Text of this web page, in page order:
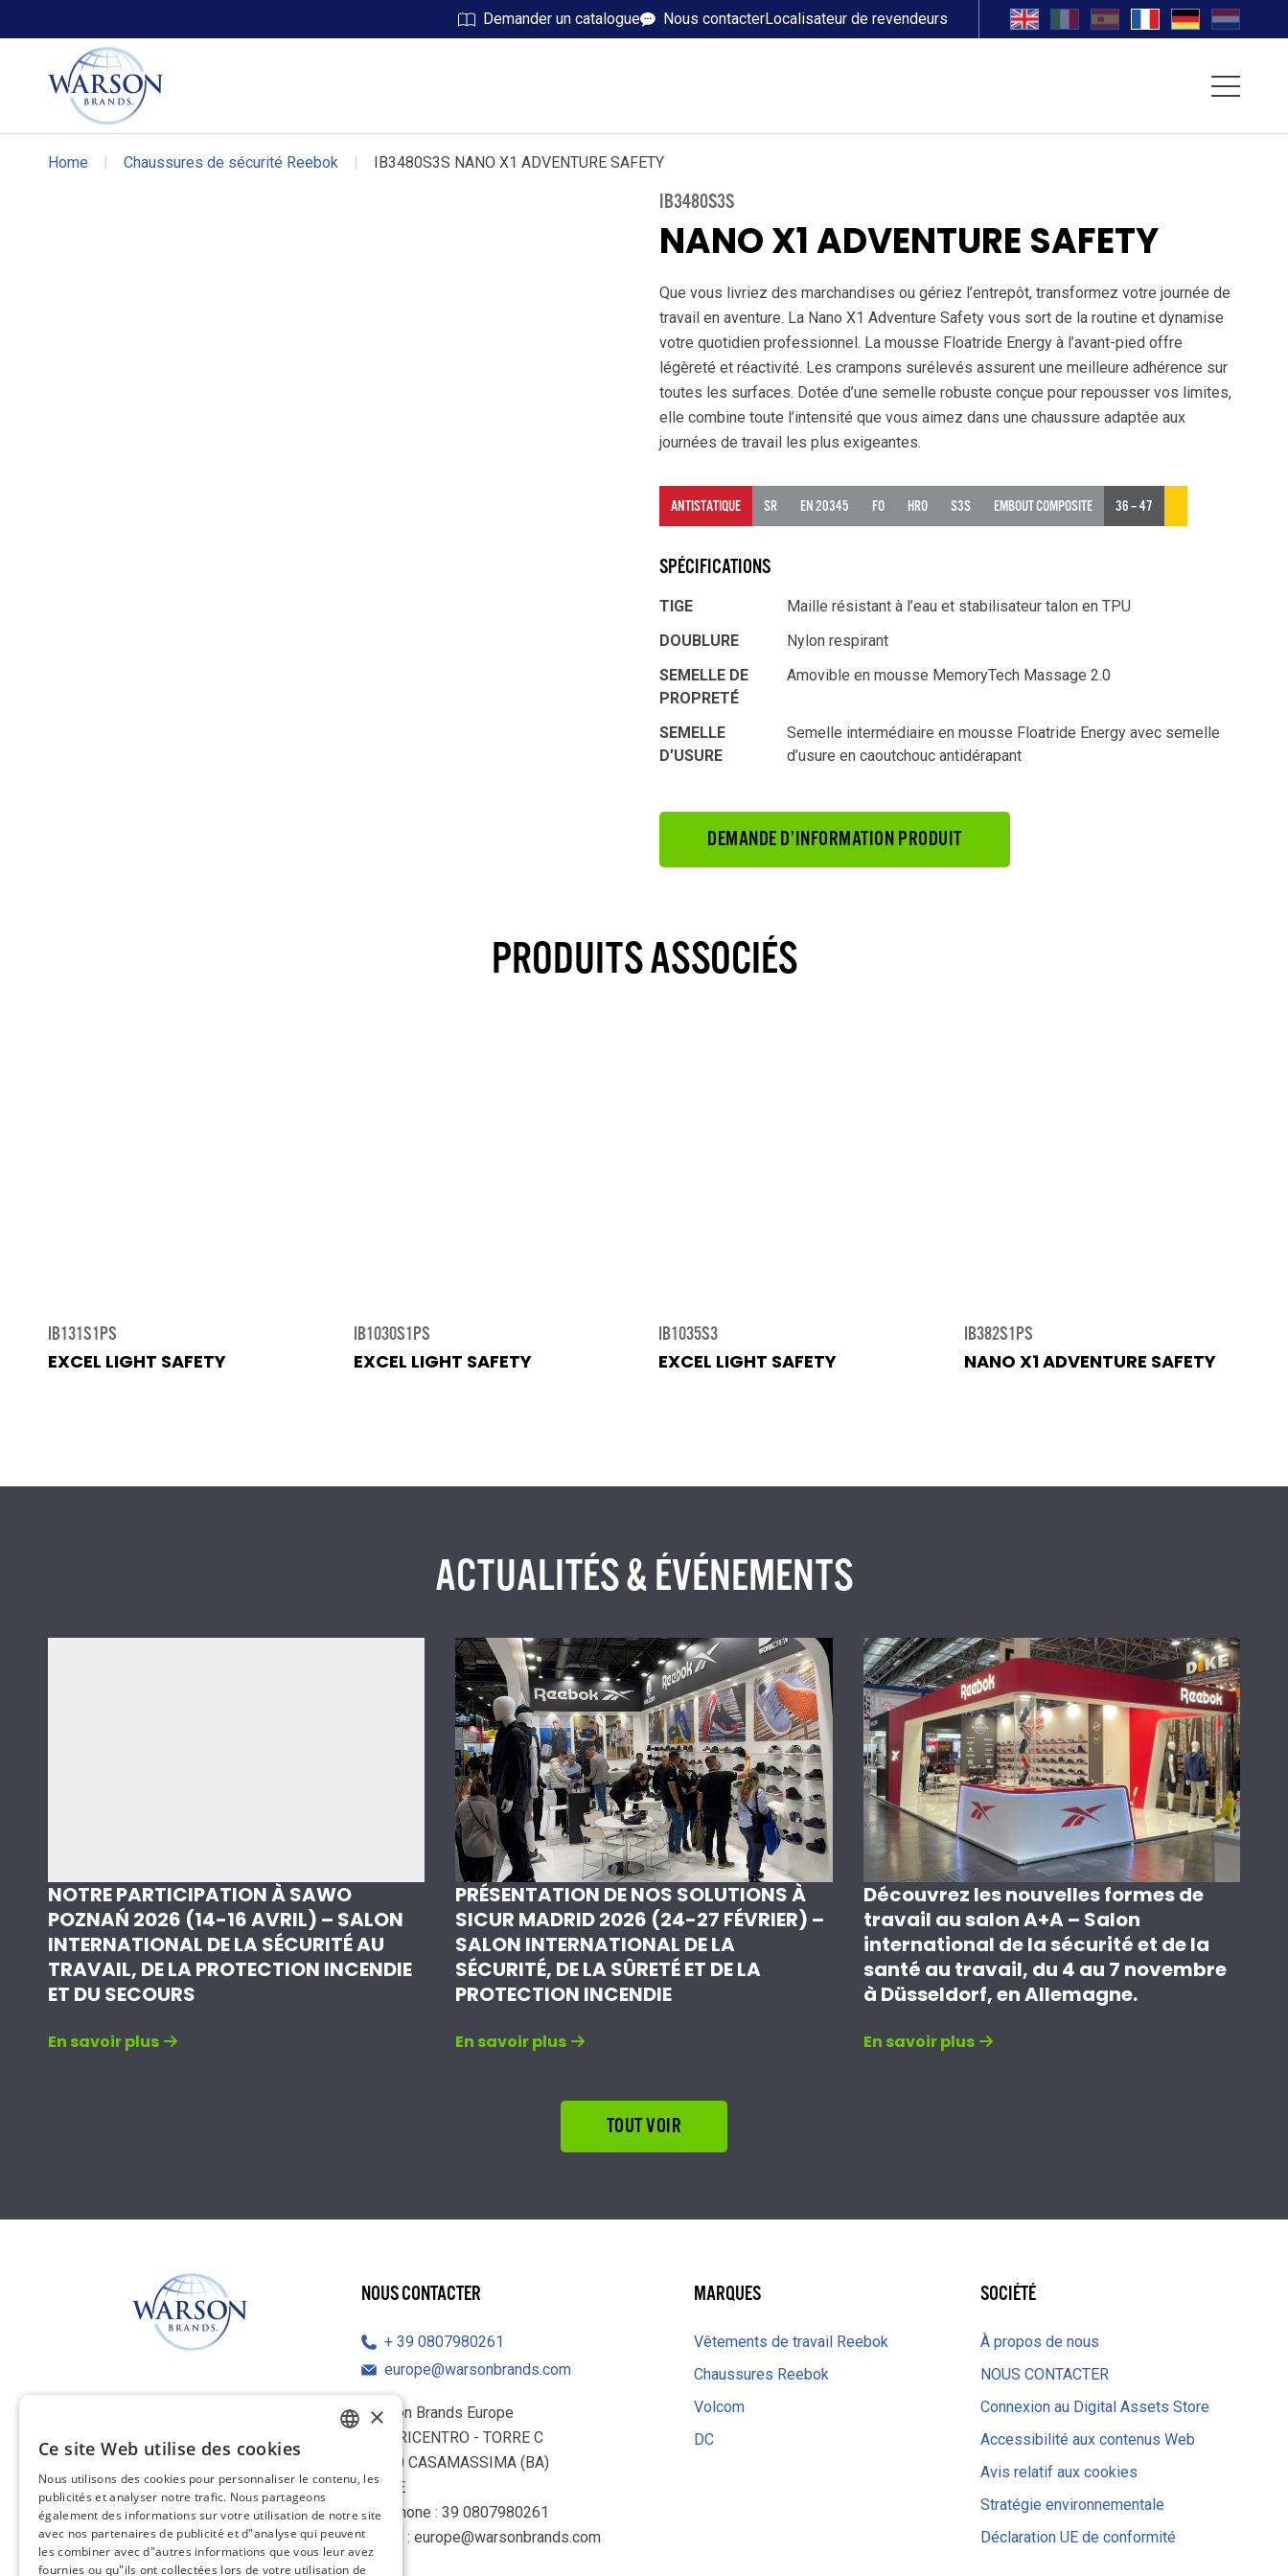
Demander un catalogue Nous contacterLocalisateur de revendeurs
Chaussures Volcom
Chaussures DC WORK Crew
Home | Chaussures de sécurité Reebok | IB3480S3S NANO X1 ADVENTURE SAFETY
IB3480S3S
NANO X1 ADVENTURE SAFETY
Que vous livriez des marchandises ou gériez l’entrepôt, transformez votre journée de
travail en aventure. La Nano X1 Adventure Safety vous sort de la routine et dynamise
votre quotidien professionnel. La mousse Floatride Energy à l’avant-pied offre
légèreté et réactivité. Les crampons surélevés assurent une meilleure adhérence sur
toutes les surfaces. Dotée d’une semelle robuste conçue pour repousser vos limites,
elle combine toute l’intensité que vous aimez dans une chaussure adaptée aux
journées de travail les plus exigeantes.
ANTISTATIQUE SR EN 20345 FO HRO S3S EMBOUT COMPOSITE 36 – 47
SPÉCIFICATIONS
TIGE
Maille résistant à l’eau et stabilisateur talon en TPU
DOUBLURE
Nylon respirant
SEMELLE DE
PROPRETÉ
Amovible en mousse MemoryTech Massage 2.0
SEMELLE
D’USURE
Semelle intermédiaire en mousse Floatride Energy avec semelle
d’usure en caoutchouc antidérapant
DEMANDE D’INFORMATION PRODUIT
PRODUITS ASSOCIÉS
IB131S1PS
EXCEL LIGHT SAFETY
IB1030S1PS
EXCEL LIGHT SAFETY
IB1035S3
EXCEL LIGHT SAFETY
IB382S1PS
NANO X1 ADVENTURE SAFETY
ACTUALITÉS & ÉVÉNEMENTS
NOTRE PARTICIPATION À SAWO
POZNAŃ 2026 (14-16 AVRIL) – SALON
INTERNATIONAL DE LA SÉCURITÉ AU
TRAVAIL, DE LA PROTECTION INCENDIE
ET DU SECOURS
En savoir plus
PRÉSENTATION DE NOS SOLUTIONS À
SICUR MADRID 2026 (24-27 FÉVRIER) –
SALON INTERNATIONAL DE LA
SÉCURITÉ, DE LA SÛRETÉ ET DE LA
PROTECTION INCENDIE
En savoir plus
Découvrez les nouvelles formes de
travail au salon A+A – Salon
international de la sécurité et de la
santé au travail, du 4 au 7 novembre
à Düsseldorf, en Allemagne.
En savoir plus
TOUT VOIR
NOUS CONTACTER
39 0807980261
europe@warsonbrands.com
Warson Brands Europe
IL BARICENTRO - TORRE C
70010 CASAMASSIMA (BA)
ITALIE
Téléphone : 39 0807980261
E-mail : europe@warsonbrands.com
MARQUES
Vêtements de travail Reebok
Chaussures Reebok
Volcom
DC
SOCIÉTÉ
À propos de nous
NOUS CONTACTER
Connexion au Digital Assets Store
Accessibilité aux contenus Web
Avis relatif aux cookies
Stratégie environnementale
Déclaration UE de conformité
FRENCH
GERMAN
DUTCH
×
Ce site Web utilise des cookies
Nous utilisons des cookies pour personnaliser le contenu, les
publicités et analyser notre trafic. Nous partageons
également des informations sur votre utilisation de notre site
avec nos partenaires de publicité et d"analyse qui peuvent
les combiner avec d"autres informations que vous leur avez
fournies ou qu"ils ont collectées lors de votre utilisation de